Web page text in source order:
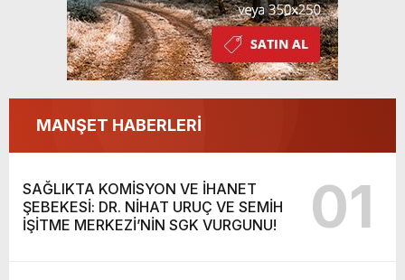
MANŞET HABERLERİ
SAĞLIKTA KOMİSYON VE İHANET
ŞEBEKESİ: DR. NİHAT URUÇ VE SEMİH
İŞİTME MERKEZİ’NİN SGK VURGUNU!
01